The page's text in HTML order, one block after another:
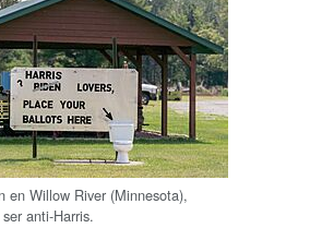
en Willow River (Minnesota),
anti-Harris.